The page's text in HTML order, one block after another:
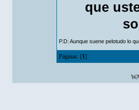
que
P.D: Aunque suene pelotudo lo
Páginas: [1]